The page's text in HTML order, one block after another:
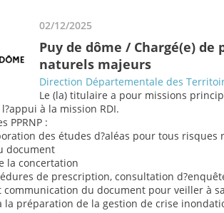
02/12/2025
Puy de dôme / Chargé(e)
naturels majeurs
Direction Départementale des
Le (la) titulaire a pour missions
l?appui à la mission RDI.
PPRNP :
des études d?aléas pour tous risques
document
la concertation
de prescription, consultation
du document pour veiller à
la préparation de la gestion de crise